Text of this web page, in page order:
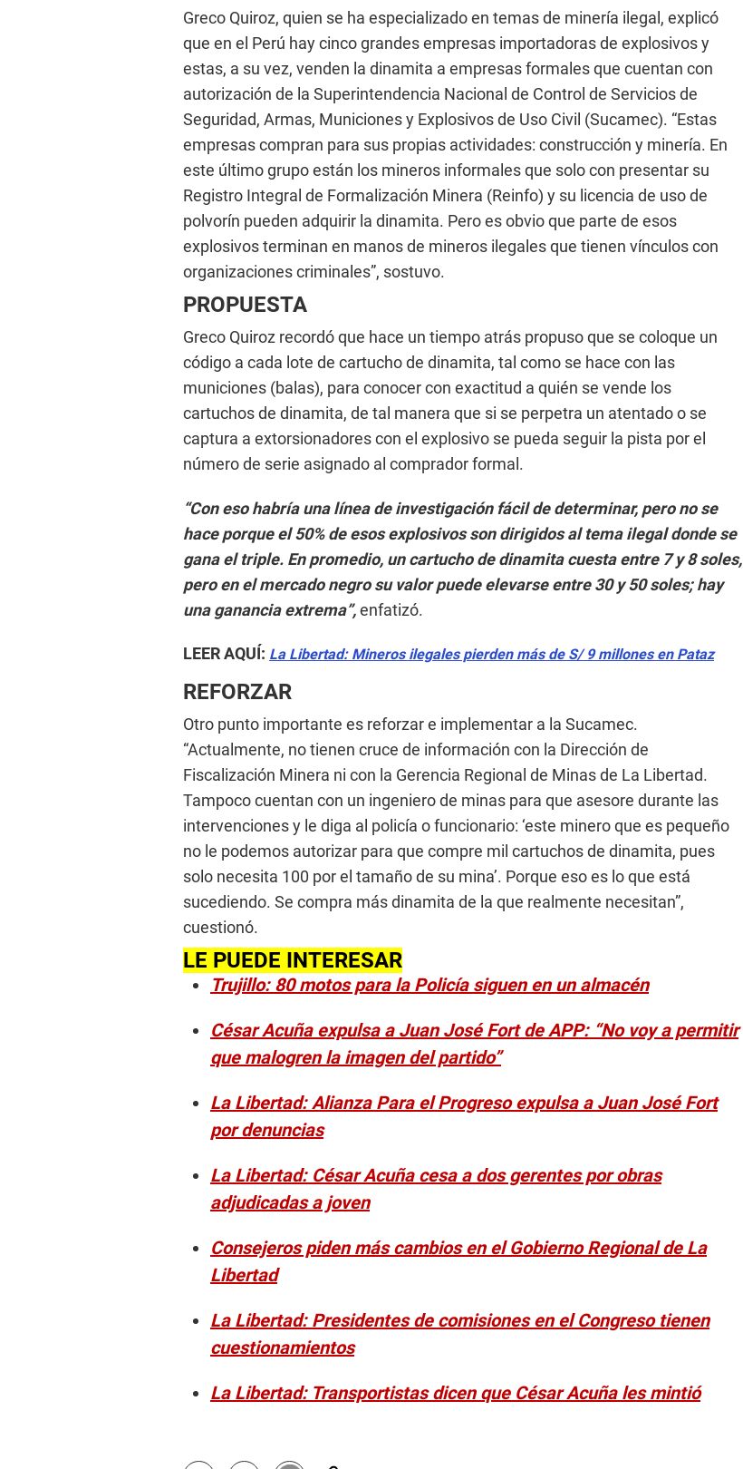
Greco Quiroz, quien se ha especializado en temas de minería ilegal, explicó
que en el Perú hay cinco grandes empresas importadoras de explosivos y
estas, a su vez, venden la dinamita a empresas formales que cuentan con
autorización de la Superintendencia Nacional de Control de Servicios de
Seguridad, Armas, Municiones y Explosivos de Uso Civil (Sucamec). “Estas
empresas compran para sus propias actividades: construcción y minería. En
este último grupo están los mineros informales que solo con presentar su
Registro Integral de Formalización Minera (Reinfo) y su licencia de uso de
polvorín pueden adquirir la dinamita. Pero es obvio que parte de esos
explosivos terminan en manos de mineros ilegales que tienen vínculos con
organizaciones criminales”, sostuvo.
PROPUESTA
Greco Quiroz recordó que hace un tiempo atrás propuso que se coloque un
código a cada lote de cartucho de dinamita, tal como se hace con las
municiones (balas), para conocer con exactitud a quién se vende los
cartuchos de dinamita, de tal manera que si se perpetra un atentado o se
captura a extorsionadores con el explosivo se pueda seguir la pista por el
número de serie asignado al comprador formal.
“Con eso habría una línea de investigación fácil de determinar, pero no se
hace porque el 50% de esos explosivos son dirigidos al tema ilegal donde se
gana el triple. En promedio, un cartucho de dinamita cuesta entre 7 y 8 soles,
pero en el mercado negro su valor puede elevarse entre 30 y 50 soles; hay
una ganancia extrema”,enfatizó.
LEER AQUÍ: La Libertad: Mineros ilegales pierden más de S/ 9 millones en Pataz
REFORZAR
Otro punto importante es reforzar e implementar a la Sucamec.
“Actualmente, no tienen cruce de información con la Dirección de
Fiscalización Minera ni con la Gerencia Regional de Minas de La Libertad.
Tampoco cuentan con un ingeniero de minas para que asesore durante las
intervenciones y le diga al policía o funcionario: ‘este minero que es pequeño
no le podemos autorizar para que compre mil cartuchos de dinamita, pues
solo necesita 100 por el tamaño de su mina’. Porque eso es lo que está
sucediendo. Se compra más dinamita de la que realmente necesitan”,
cuestionó.
LE PUEDE INTERESAR
Trujillo: 80 motos para la Policía siguen en un almacén
César Acuña expulsa a Juan José Fort de APP: “No voy a permitir
que malogren la imagen del partido”
La Libertad: Alianza Para el Progreso expulsa a Juan José Fort
por denuncias
La Libertad: César Acuña cesa a dos gerentes por obras
adjudicadas a joven
Consejeros piden más cambios en el Gobierno Regional de La
Libertad
La Libertad: Presidentes de comisiones en el Congreso tienen
cuestionamientos
La Libertad: Transportistas dicen que César Acuña les mintió